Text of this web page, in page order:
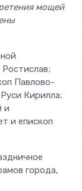
мощей
Павлово-
Кирилла;
и
и епископ
города,